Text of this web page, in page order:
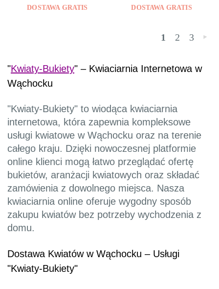
DOSTAWA GRATIS DOSTAWA GRATIS
1 2 3 »
"Kwiaty-Bukiety" – Kwiaciarnia Internetowa w
Wąchocku
"Kwiaty-Bukiety" to wiodąca kwiaciarnia
internetowa, która zapewnia kompleksowe
usługi kwiatowe w Wąchocku oraz na terenie
całego kraju. Dzięki nowoczesnej platformie
online klienci mogą łatwo przeglądać ofertę
bukietów, aranżacji kwiatowych oraz składać
zamówienia z dowolnego miejsca. Nasza
kwiaciarnia online oferuje wygodny sposób
zakupu kwiatów bez potrzeby wychodzenia z
domu.
Dostawa Kwiatów w Wąchocku – Usługi
"Kwiaty-Bukiety"